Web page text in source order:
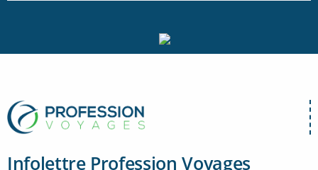
Infolettre Profession Voyages